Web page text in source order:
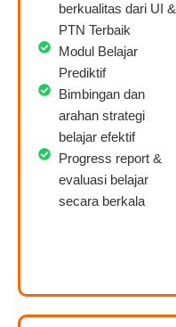
berkualitas dari UI &
PTN Terbaik
Modul Belajar
Prediktif
Bimbingan dan
arahan strategi
belajar efektif
Progress report &
evaluasi belajar
secara berkala